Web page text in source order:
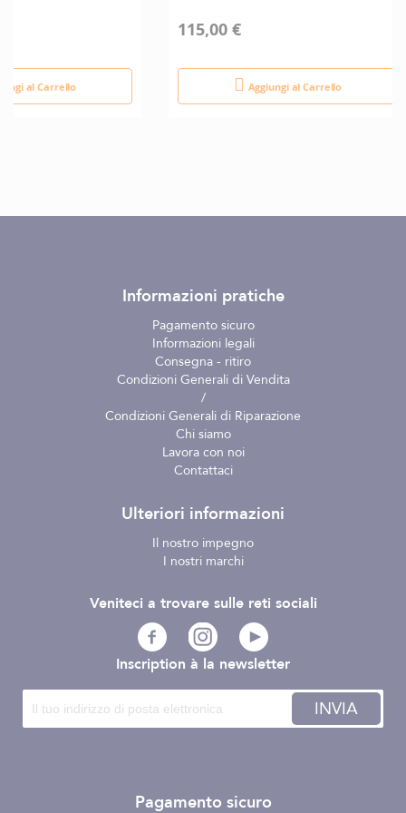
al Carrello
115,00 €
Aggiungi al Carrello
Informazioni pratiche
Pagamento sicuro
Informazioni legali
Consegna - ritiro
Condizioni Generali di Vendita
/
Condizioni Generali di Riparazione
Chi siamo
Lavora con noi
Contattaci
Ulteriori informazioni
Il nostro impegno
I nostri marchi
Inscription à la newsletter
INVIA
Pagamento sicuro
Veniteci a trovare sulle reti sociali